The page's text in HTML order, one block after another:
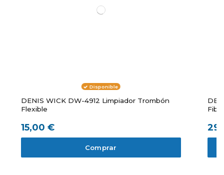
Disponible
DENIS WICK DW-4912 Limpiador Trombón
Flexible
15,00 €
Comprar
Fibra